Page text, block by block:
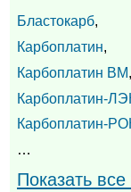
Бластокарб,
Карбоплатин,
Карбоплатин ВМ,
Карбоплатин-
Карбоплатин-
…
Показать